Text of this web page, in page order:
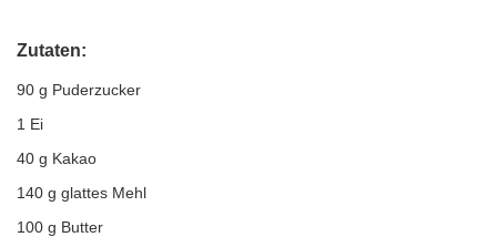
Zutaten:
90 g Puderzucker
1 Ei
40 g Kakao
140 g glattes Mehl
100 g Butter